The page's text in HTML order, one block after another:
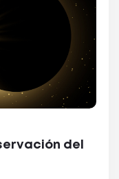
del